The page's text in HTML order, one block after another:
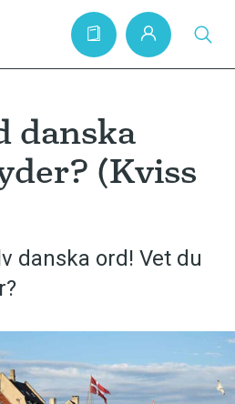
danska
(Kviss
danska ord! Vet du